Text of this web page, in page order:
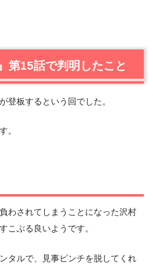
第15話で判明したこと
登板するという回でした。
。
わされてしまうことになった沢村
こぶる良いようです。
タルで、見事ピンチを脱してくれ